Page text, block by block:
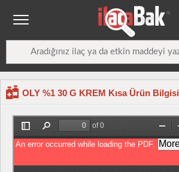
OLY %1 30 G KREM Kısa Ürün Bilgisi